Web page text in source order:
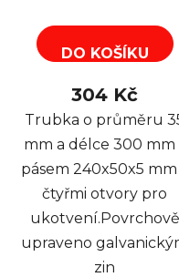
DO KOŠÍKU
304 Kč
Trubka o průměru
mm a délce 300 mm
pásem 240x50x5 mm
čtyřmi otvory pro
ukotvení.Povrchově
upraveno
zin